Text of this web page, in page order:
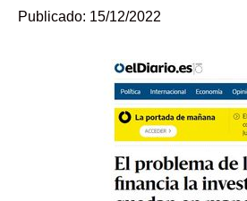
Publicado: 15/12/2022